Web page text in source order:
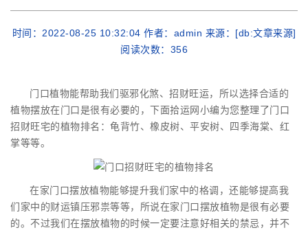
时间：2022-08-25 10:32:04 作者：admin 来源：[db:文章来源]
阅读次数： 356
门口植物能帮助我们驱邪化煞、招财旺运，所以选择合适的
植物摆放在门口是很有必要的，下面拾运网小编为您整理了门口
招财旺宅的植物排名：龟背竹、橡皮树、平安树、四季海棠、红
掌等等。
在家门口摆放植物能够提升我们家中的格调，还能够提高我
们家中的财运镇压邪祟等等，所说在家门口摆放植物是很有必要
的。不过我们在摆放植物的时候一定要注意好相关的禁忌，并不